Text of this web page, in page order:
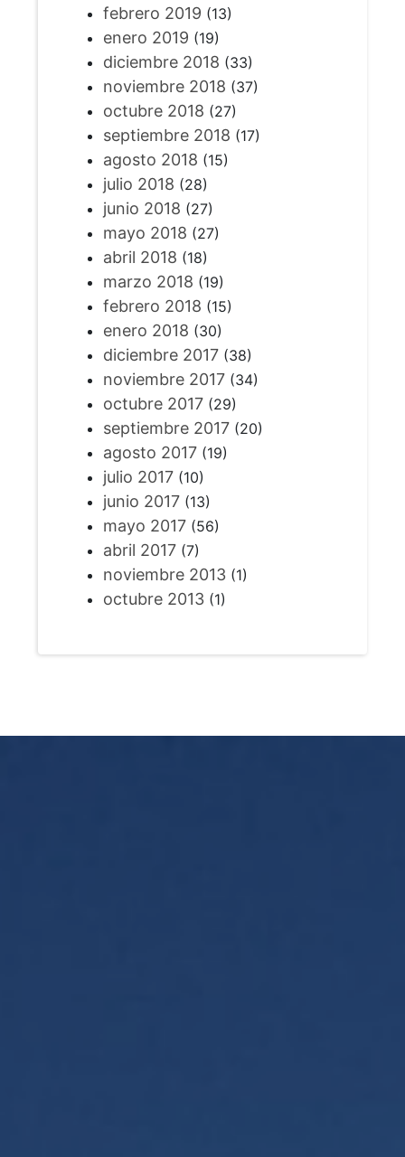
febrero 2019 (13)
enero 2019 (19)
diciembre 2018 (33)
noviembre 2018 (37)
octubre 2018 (27)
septiembre 2018 (17)
agosto 2018 (15)
julio 2018 (28)
junio 2018 (27)
mayo 2018 (27)
abril 2018 (18)
marzo 2018 (19)
febrero 2018 (15)
enero 2018 (30)
diciembre 2017(38)
noviembre 2017(34)
octubre 2017(29)
septiembre 2017(20)
agosto 2017(19)
julio 2017(10)
junio 2017(13)
mayo 2017(56)
abril 2017(7)
noviembre 2013(1)
octubre 2013(1)